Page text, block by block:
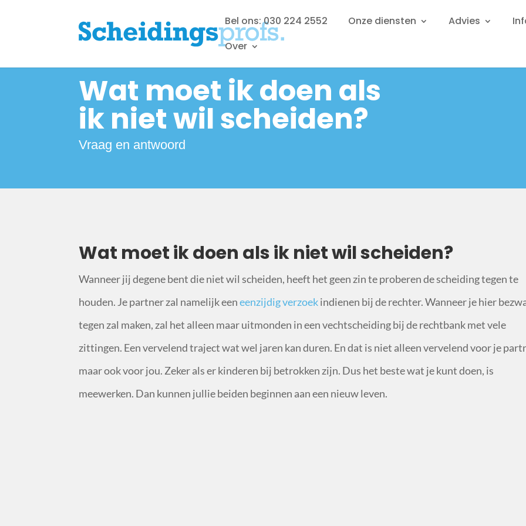
Bel ons: 030 224 2552 Onze diensten Advies
Over
Wat moet ik doen als
ik niet wil scheiden?
Vraag en antwoord
Wat moet ik doen als ik niet wil scheiden?
Wanneer jij degene bent die niet wil scheiden, heeft het geen zin te proberen de scheiding tegen te
houden. Je partner zal namelijk eeneenzijdig verzoekindienen bij de rechter. Wanneer je hier
tegen zal maken, zal het alleen maar uitmonden in een vechtscheiding bij de rechtbank met vele
zittingen. Een vervelend traject wat wel jaren kan duren. En dat is niet alleen vervelend voor je
maar ook voor jou. Zeker als er kinderen bij betrokken zijn. Dus het beste wat je kunt doen, is
meewerken. Dan kunnen jullie beiden beginnen aan een nieuw leven.